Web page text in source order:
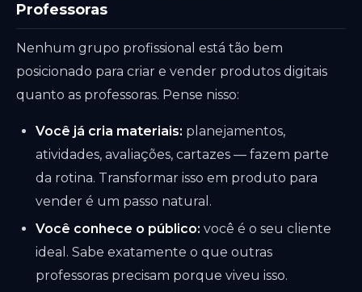
Professoras
Nenhum grupo profissional está tão bem
posicionado para criar e vender produtos digitais
quanto as professoras. Pense nisso:
Você já cria materiais: planejamentos,
atividades, avaliações, cartazes — fazem parte
da rotina. Transformar isso em produto para
vender é um passo natural.
Você conhece o público: você é o seu cliente
ideal. Sabe exatamente o que outras
professoras precisam porque viveu isso.